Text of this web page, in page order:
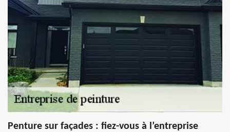
Penture sur façades : fiez-vous à l’entreprise